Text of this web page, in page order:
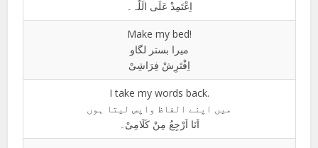
اِعْتَمِدْ عَلَی الَلّہ۔
Make my bed!
میرا بستر لگاو
اِفْتَرِشْ فِرَاشِیْ
I take my words back.
میں اپنے الفاظ واپس لیتا ہوں
اَنَا اَرْجِعُ مِنْ کَلَامِیْ۔